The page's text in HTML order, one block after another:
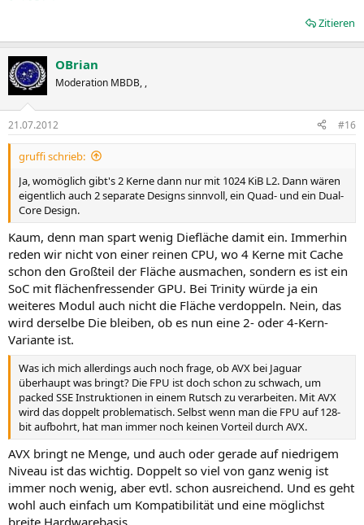
Zitieren
OBrian
Moderation MBDB, ,
21.07.2012 #16
gruffi schrieb:
Ja, womöglich gibt's 2 Kerne dann nur mit 1024 KiB L2. Dann wären
eigentlich auch 2 separate Designs sinnvoll, ein Quad- und ein Dual-
Core Design.
Kaum, denn man spart wenig Diefläche damit ein. Immerhin
reden wir nicht von einer reinen CPU, wo 4 Kerne mit Cache
schon den Großteil der Fläche ausmachen, sondern es ist ein
SoC mit flächenfressender GPU. Bei Trinity würde ja ein
weiteres Modul auch nicht die Fläche verdoppeln. Nein, das
wird derselbe Die bleiben, ob es nun eine 2- oder 4-Kern-
Variante ist.
Was ich mich allerdings auch noch frage, ob AVX bei Jaguar
überhaupt was bringt? Die FPU ist doch schon zu schwach, um
packed SSE Instruktionen in einem Rutsch zu verarbeiten. Mit AVX
wird das doppelt problematisch. Selbst wenn man die FPU auf 128-
bit aufbohrt, hat man immer noch keinen Vorteil durch AVX.
AVX bringt ne Menge, und auch oder gerade auf niedrigem
Niveau ist das wichtig. Doppelt so viel von ganz wenig ist
immer noch wenig, aber evtl. schon ausreichend. Und es geht
wohl auch einfach um Kompatibilität und eine möglichst
breite Hardwarebasis.